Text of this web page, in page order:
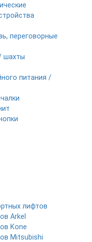
переговорные
шахты
питания /
лифтов
Arkel
Kone
Mitsubishi